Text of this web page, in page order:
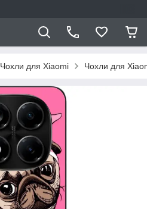
Чохли для Xiaomi Чохли для